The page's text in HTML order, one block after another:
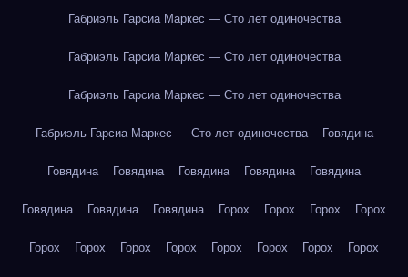
Габриэль Гарсиа Маркес — Сто лет одиночества
Габриэль Гарсиа Маркес — Сто лет одиночества
Габриэль Гарсиа Маркес — Сто лет одиночества
Габриэль Гарсиа Маркес — Сто лет одиночества Говядина
Говядина Говядина Говядина Говядина Говядина
Говядина Говядина Говядина Горох Горох Горох Горох
Горох Горох Горох Горох Горох Горох Горох Горох